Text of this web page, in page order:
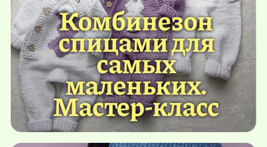
Комбинезон
спицами для
самых
маленьких.
Мастер-класс